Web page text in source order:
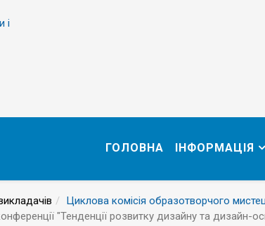
і
ГОЛОВНА ІНФОРМАЦІЯ
Циклова комісія образотворчого
"Тенденції розвитку дизайну та дизайн-